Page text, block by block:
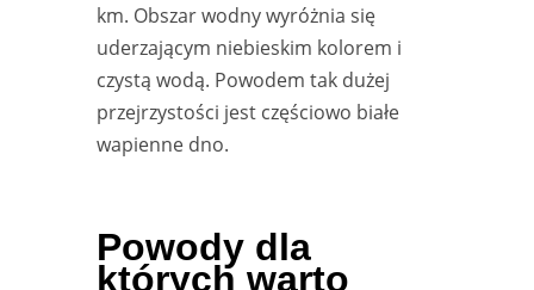
km. Obszar wodny wyróżnia się
uderzającym niebieskim kolorem i
czystą wodą. Powodem tak dużej
przejrzystości jest częściowo białe
wapienne dno.
Powody dla
których warto